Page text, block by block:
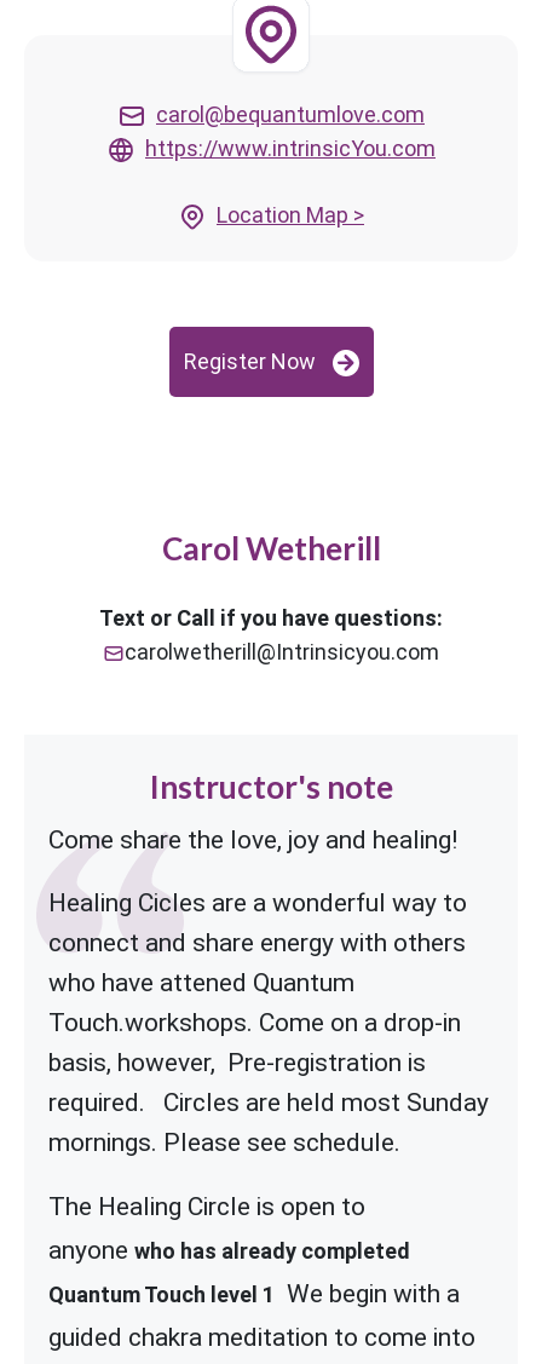
carol@bequantumlove.com
https://www.intrinsicYou.com
Location Map >
Register Now
Carol Wetherill
Text or Call if you have questions:
carolwetherill@Intrinsicyou.com
Instructor's note
Come share the love, joy and healing!
Healing Cicles are a wonderful way to
connect and share energy with others
who have attened Quantum
Touch.workshops. Come on a drop-in
basis, however, Pre-registration is
required. Circles are held most Sunday
mornings. Please see schedule.
The Healing Circle is open to
anyone who has already completed
Quantum Touch level 1
We begin with a
guided chakra meditation to come into